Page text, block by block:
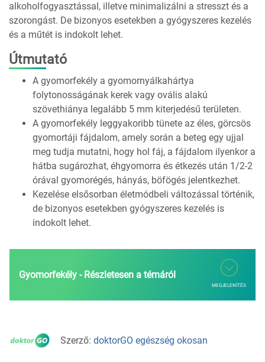
alkoholfogyasztással, illetve minimalizálni a stresszt és a
szorongást. De bizonyos esetekben a gyógyszeres kezelés
és a műtét is indokolt lehet.
Útmutató
A gyomorfekély a gyomornyálkahártya
folytonosságának kerek vagy ovális alakú
szövethiánya legalább 5 mm kiterjedésű területen.
A gyomorfekély leggyakoribb tünete az éles, görcsös
gyomortáji fájdalom, amely során a beteg egy ujjal
meg tudja mutatni, hogy hol fáj, a fájdalom ilyenkor a
hátba sugározhat, éhgyomorra és étkezés után 1/2-2
órával gyomorégés, hányás, böfögés jelentkezhet.
Kezelése elsősorban életmódbeli változással történik,
de bizonyos esetekben gyógyszeres kezelés is
indokolt lehet.
Gyomorfekély - Részletesen a témáról
MEGJELENÍTÉS
Szerző: doktorGO egészség okosan